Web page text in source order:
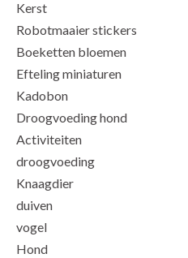
Kerst
Robotmaaier stickers
Boeketten bloemen
Efteling miniaturen
Kadobon
Droogvoeding hond
Activiteiten
droogvoeding
Knaagdier
duiven
vogel
Hond